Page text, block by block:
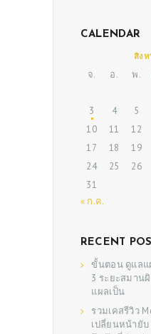
BEAUTY TIPS
PATIENT REVIEWS
PRE & POST
CONSULT &
CALENDAR
สิงห
จ. อ. พ.
3
4 5
10
11 12
17
18 19
24
25 26
31
« ก.ค.
RECENT
ขั้นตอน ดูแลแ
3 ระยะสมาน
แผลเป็น
รวมเคสรีวิว
เปลี่ยนหน้ายั